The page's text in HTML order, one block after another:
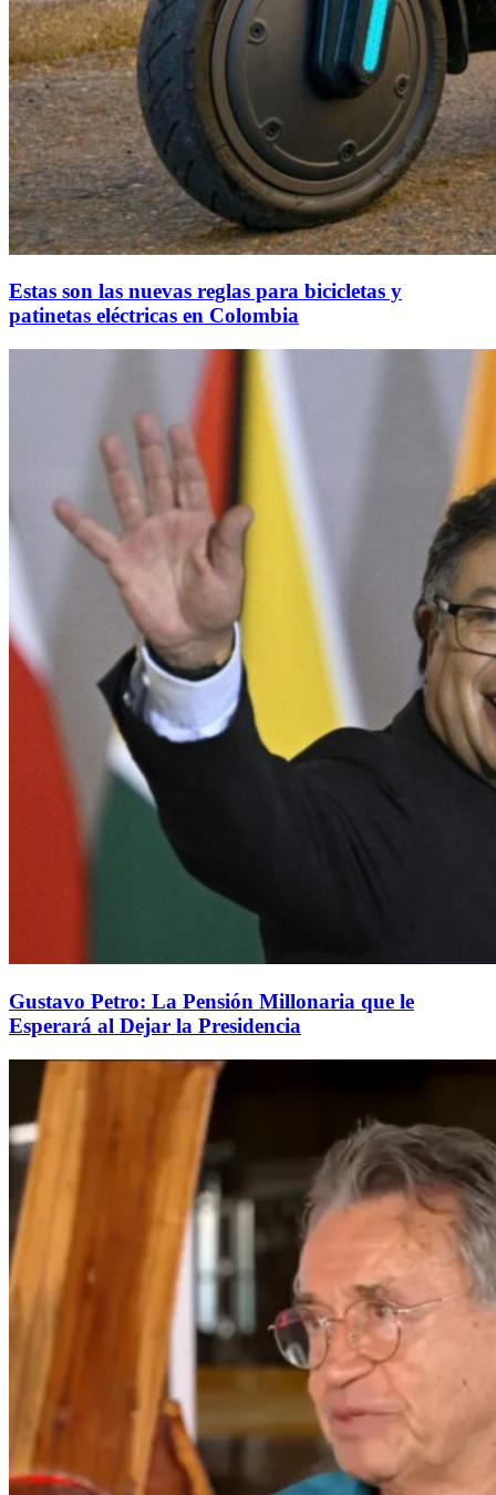
Estas son las nuevas reglas para bicicletas y
patinetas eléctricas en Colombia
Gustavo Petro: La Pensión Millonaria que le
Esperará al Dejar la Presidencia